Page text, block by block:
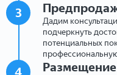
3
Дадим
подчеркнуть
потенциальных
4